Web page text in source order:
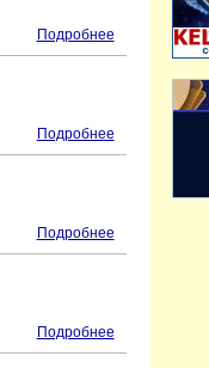
Подробнее
Подробнее
Подробнее
Подробнее